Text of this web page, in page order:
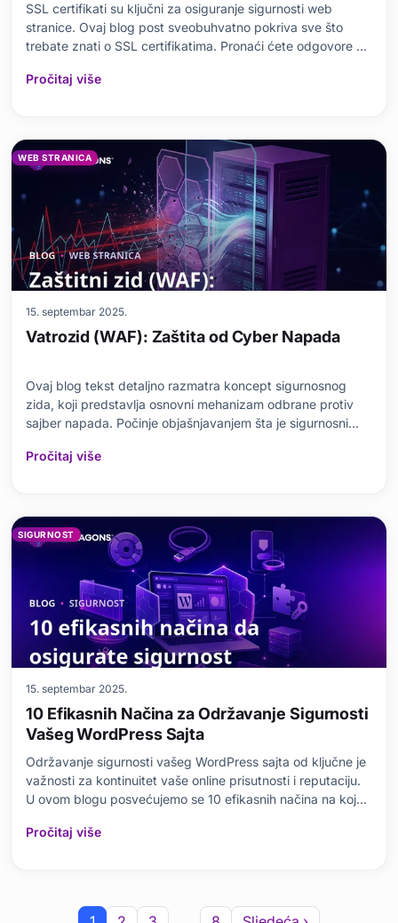
SSL certifikati su ključni za osiguranje sigurnosti web
stranice. Ovaj blog post sveobuhvatno pokriva sve što
trebate znati o SSL certifikatima. Pronaći ćete odgovore na
potreban i koje su njegove vrste. Također ćete naučiti kako
Pročitaj više
WEB STRANICA
15. septembar 2025.
Vatrozid (WAF): Zaštita od Cyber Napada
Ovaj blog tekst detaljno razmatra koncept sigurnosnog
zida, koji predstavlja osnovni mehanizam odbrane protiv
sajber napada. Počinje objašnjavanjem šta je sigurnosni
upoređuje različite vrste sigurnosnih zidova i pomaže vam
Pročitaj više
SIGURNOST
15. septembar 2025.
10 Efikasnih Načina za Održavanje Sigurnosti
Vašeg WordPress Sajta
Održavanje sigurnosti vašeg WordPress sajta od ključne je
važnosti za kontinuitet vaše online prisutnosti i reputaciju.
U ovom blogu posvećujemo se 10 efikasnih načina na koje
potrebi za sigurnosnim dodacima, prednostima korišćenja
Pročitaj više